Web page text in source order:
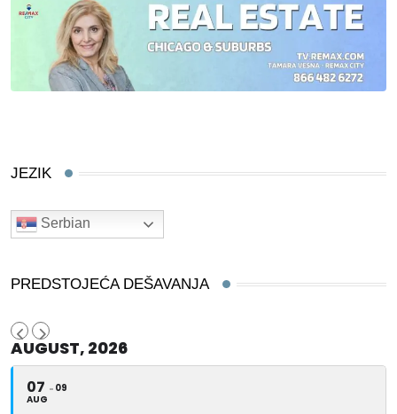
JEZIK
Serbian
PREDSTOJEĆA DEŠAVANJA
AUGUST, 2026
07
AUG
09